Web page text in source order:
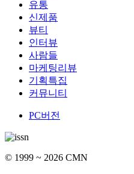
유통
신제품
뷰티
인터뷰
사람들
마케팅리뷰
기획특집
커뮤니티
PC버전
© 1999 ~ 2026 CMN